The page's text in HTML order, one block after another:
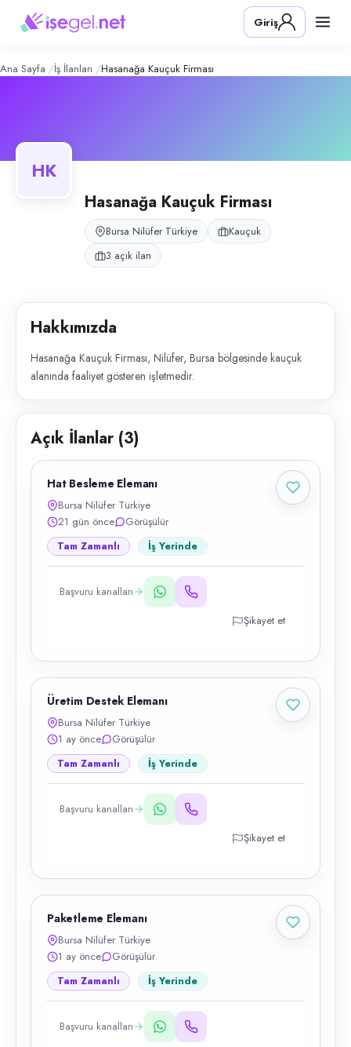
Kauçuk Firması – Şirket
Konum:
Hasanağa Kauçuk Firması, Nilüfer, Bursa bölgesinde kauçuk
Üretim Destek Elemanı
Giriş
Ana Sayfa İş İlanları Hasanağa Kauçuk Firması
HK
Hasanağa Kauçuk Firması
Bursa Nilüfer Türkiye
Kauçuk
3 açık ilan
Hakkımızda
Hasanağa Kauçuk Firması, Nilüfer, Bursa bölgesinde kauçuk
alanında faaliyet gösteren işletmedir.
Açık İlanlar (3)
Hat Besleme Elemanı
Bursa Nilüfer Türkiye
21 gün önce
Görüşülür
Tam Zamanlı İş Yerinde
Başvuru kanalları
Şikayet et
Üretim Destek Elemanı
Bursa Nilüfer Türkiye
1 ay önce
Görüşülür
Tam Zamanlı İş Yerinde
Başvuru kanalları
Şikayet et
Paketleme Elemanı
Bursa Nilüfer Türkiye
1 ay önce
Görüşülür
Tam Zamanlı İş Yerinde
Başvuru kanalları